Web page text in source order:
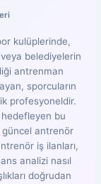
kulüplerinde,
belediyelerin
antrenman
sporcuların
profesyoneldir.
hedefleyen bu
güncel antrenör
iş ilanları,
analizi nasıl
doğrudan